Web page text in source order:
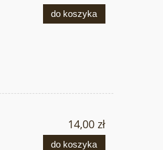
do koszyka
14,00 zł
do koszyka